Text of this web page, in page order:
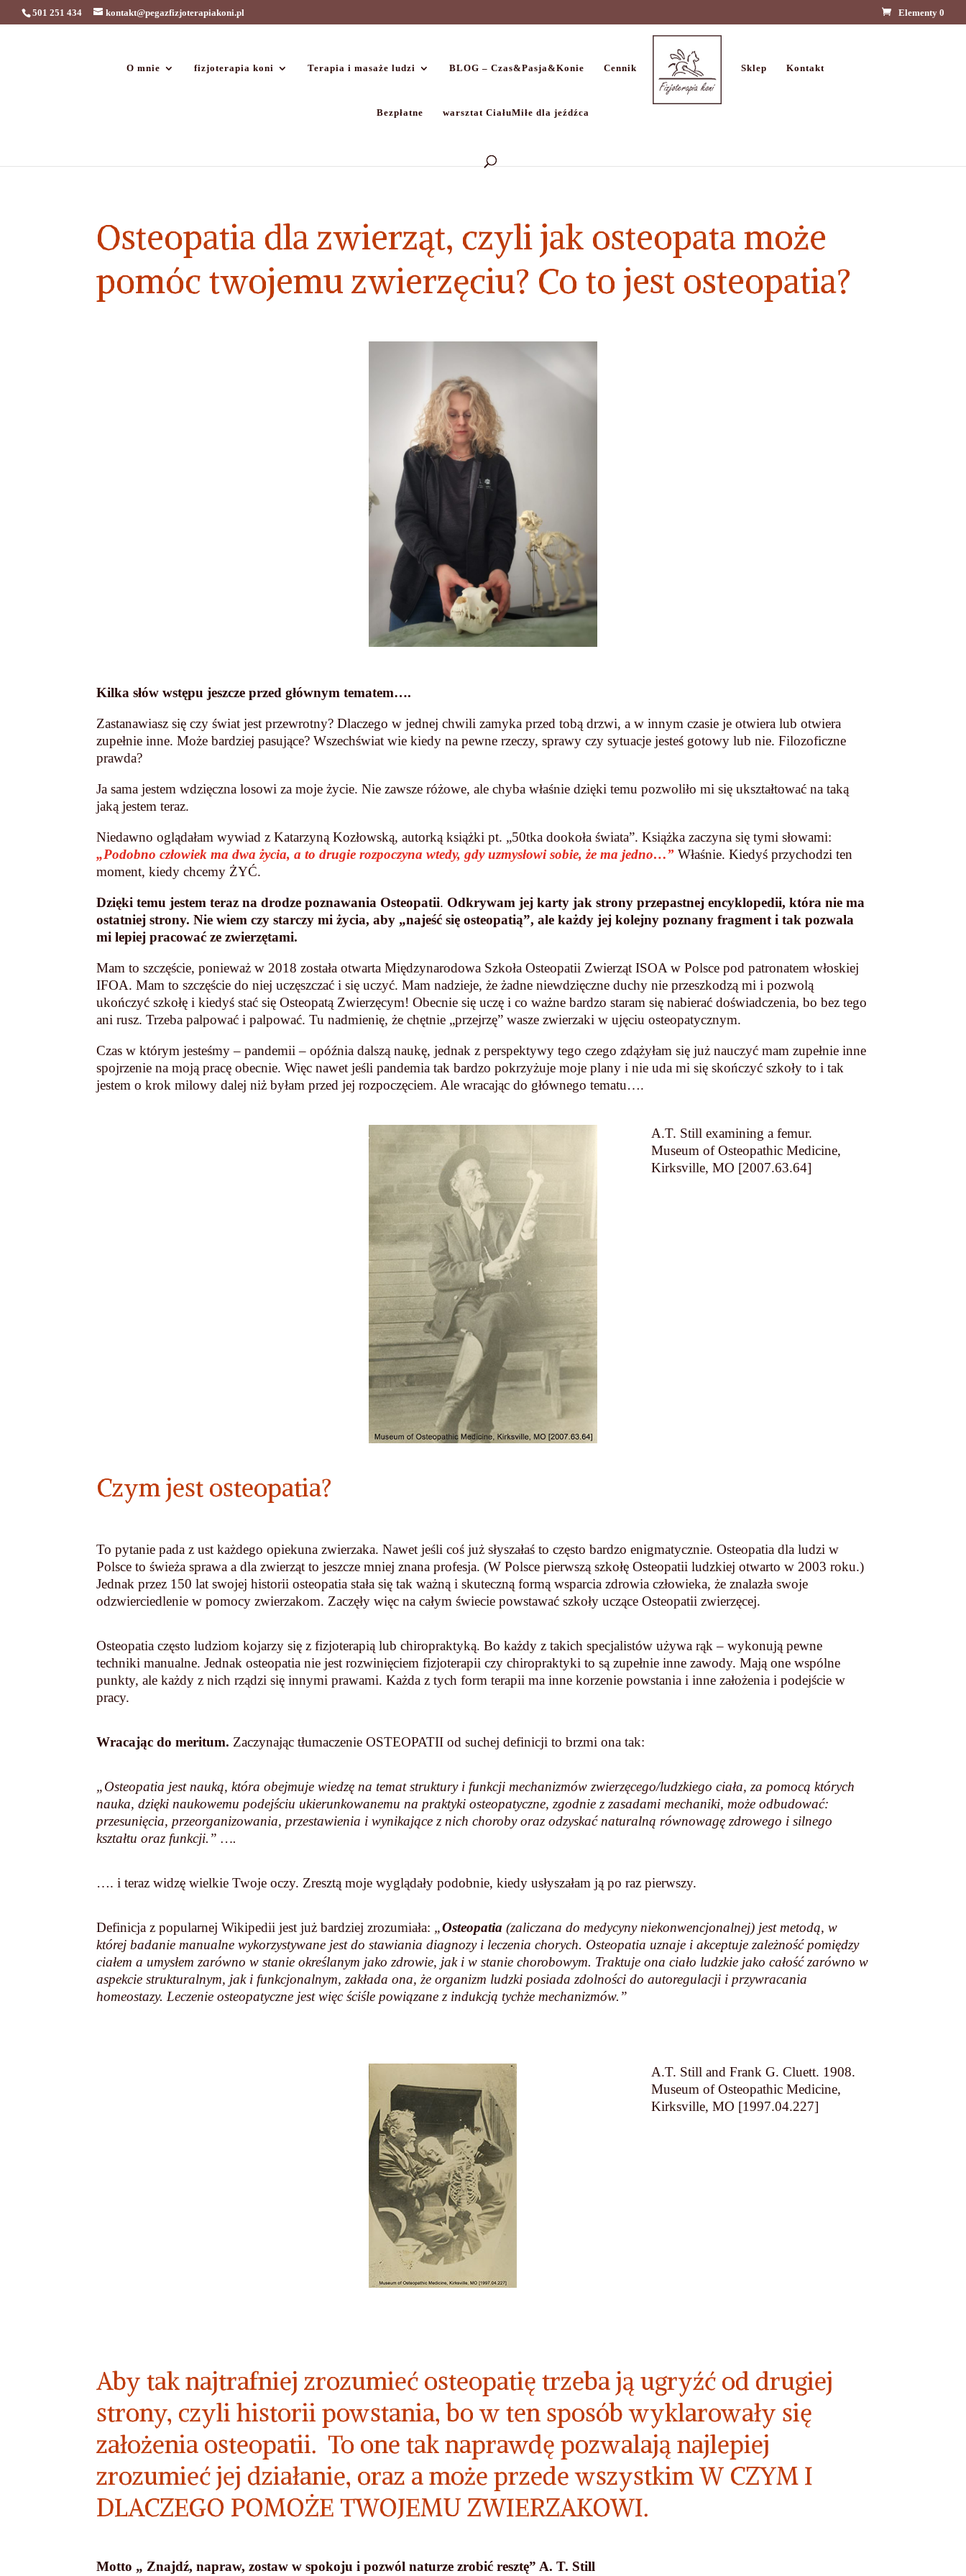
501 251 434 kontakt@pegazfizjoterapiakoni.pl Elementy 0
O mnie fizjoterapia koni Terapia i masaże ludzi BLOG – Czas&Pasja&Konie Cennik Sklep Kontakt
Bezpłatne warsztat CiałuMiłe dla jeźdźca
Osteopatia dla zwierząt, czyli jak osteopata może
pomóc twojemu zwierzęciu? Co to jest osteopatia?
Kilka słów wstępu jeszcze przed głównym tematem….
Zastanawiasz się czy świat jest przewrotny? Dlaczego w jednej chwili zamyka przed tobą drzwi, a w innym czasie je otwiera lub otwiera
zupełnie inne. Może bardziej pasujące? Wszechświat wie kiedy na pewne rzeczy, sprawy czy sytuacje jesteś gotowy lub nie. Filozoficzne
prawda?
Ja sama jestem wdzięczna losowi za moje życie. Nie zawsze różowe, ale chyba właśnie dzięki temu pozwoliło mi się ukształtować na taką
jaką jestem teraz.
Niedawno oglądałam wywiad z Katarzyną Kozłowską, autorką książki pt. „50tka dookoła świata”. Książka zaczyna się tymi słowami:
„Podobno człowiek ma dwa życia, a to drugie rozpoczyna wtedy, gdy uzmysłowi sobie, że ma jedno…” Właśnie. Kiedyś przychodzi ten
moment, kiedy chcemy ŻYĆ.
Dzięki temu jestem teraz na drodze poznawania Osteopatii. Odkrywam jej karty jak strony przepastnej encyklopedii, która nie ma
ostatniej strony. Nie wiem czy starczy mi życia, aby „najeść się osteopatią”, ale każdy jej kolejny poznany fragment i tak pozwala
mi lepiej pracować ze zwierzętami.
Mam to szczęście, ponieważ w 2018 została otwarta Międzynarodowa Szkoła Osteopatii Zwierząt ISOA w Polsce pod patronatem włoskiej
IFOA. Mam to szczęście do niej uczęszczać i się uczyć. Mam nadzieje, że żadne niewdzięczne duchy nie przeszkodzą mi i pozwolą
ukończyć szkołę i kiedyś stać się Osteopatą Zwierzęcym! Obecnie się uczę i co ważne bardzo staram się nabierać doświadczenia, bo bez tego
ani rusz. Trzeba palpować i palpować. Tu nadmienię, że chętnie „przejrzę” wasze zwierzaki w ujęciu osteopatycznym.
Czas w którym jesteśmy – pandemii – opóźnia dalszą naukę, jednak z perspektywy tego czego zdążyłam się już nauczyć mam zupełnie inne
spojrzenie na moją pracę obecnie. Więc nawet jeśli pandemia tak bardzo pokrzyżuje moje plany i nie uda mi się skończyć szkoły to i tak
jestem o krok milowy dalej niż byłam przed jej rozpoczęciem. Ale wracając do głównego tematu….
A.T. Still examining a femur.
Museum of Osteopathic Medicine,
Kirksville, MO [2007.63.64]
Czym jest osteopatia?
To pytanie pada z ust każdego opiekuna zwierzaka. Nawet jeśli coś już słyszałaś to często bardzo enigmatycznie. Osteopatia dla ludzi w
Polsce to świeża sprawa a dla zwierząt to jeszcze mniej znana profesja. (W Polsce pierwszą szkołę Osteopatii ludzkiej otwarto w 2003 roku.)
Jednak przez 150 lat swojej historii osteopatia stała się tak ważną i skuteczną formą wsparcia zdrowia człowieka, że znalazła swoje
odzwierciedlenie w pomocy zwierzakom. Zaczęły więc na całym świecie powstawać szkoły uczące Osteopatii zwierzęcej.
Osteopatia często ludziom kojarzy się z fizjoterapią lub chiropraktyką. Bo każdy z takich specjalistów używa rąk – wykonują pewne
techniki manualne. Jednak osteopatia nie jest rozwinięciem fizjoterapii czy chiropraktyki to są zupełnie inne zawody. Mają one wspólne
punkty, ale każdy z nich rządzi się innymi prawami. Każda z tych form terapii ma inne korzenie powstania i inne założenia i podejście w
pracy.
Wracając do meritum. Zaczynając tłumaczenie OSTEOPATII od suchej definicji to brzmi ona tak:
„Osteopatia jest nauką, która obejmuje wiedzę na temat struktury i funkcji mechanizmów zwierzęcego/ludzkiego ciała, za pomocą których
nauka, dzięki naukowemu podejściu ukierunkowanemu na praktyki osteopatyczne, zgodnie z zasadami mechaniki, może odbudować:
przesunięcia, przeorganizowania, przestawienia i wynikające z nich choroby oraz odzyskać naturalną równowagę zdrowego i silnego
kształtu oraz funkcji.” ….
…. i teraz widzę wielkie Twoje oczy. Zresztą moje wyglądały podobnie, kiedy usłyszałam ją po raz pierwszy.
Definicja z popularnej Wikipedii jest już bardziej zrozumiała: „Osteopatia (zaliczana do medycyny niekonwencjonalnej) jest metodą, w
której badanie manualne wykorzystywane jest do stawiania diagnozy i leczenia chorych. Osteopatia uznaje i akceptuje zależność pomiędzy
ciałem a umysłem zarówno w stanie określanym jako zdrowie, jak i w stanie chorobowym. Traktuje ona ciało ludzkie jako całość zarówno w
aspekcie strukturalnym, jak i funkcjonalnym, zakłada ona, że organizm ludzki posiada zdolności do autoregulacji i przywracania
homeostazy. Leczenie osteopatyczne jest więc ściśle powiązane z indukcją tychże mechanizmów.”
A.T. Still and Frank G. Cluett. 1908.
Museum of Osteopathic Medicine,
Kirksville, MO [1997.04.227]
Aby tak najtrafniej zrozumieć osteopatię trzeba ją ugryźć od drugiej
strony, czyli historii powstania, bo w ten sposób wyklarowały się
założenia osteopatii. To one tak naprawdę pozwalają najlepiej
zrozumieć jej działanie, oraz a może przede wszystkim W CZYM I
DLACZEGO POMOŻE TWOJEMU ZWIERZAKOWI.
Motto „ Znajdź, napraw, zostaw w spokoju i pozwól naturze zrobić resztę” A. T. Still